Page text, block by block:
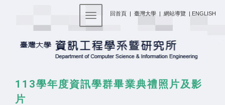
回首頁 | 臺灣大學 | 網站導覽 | ENGLISH
Toggle navigation
113學年度資訊學群畢業典禮照片及影
片